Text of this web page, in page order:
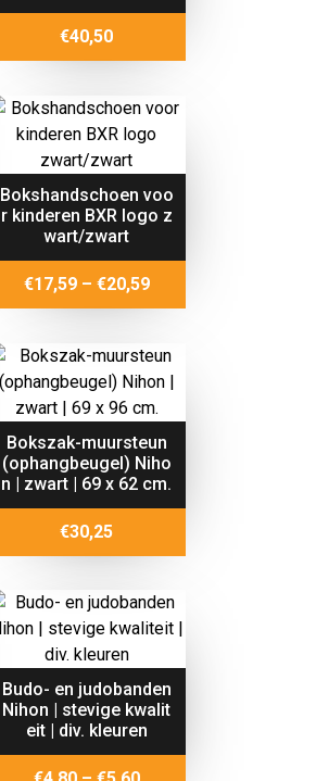
€40,50
Bokshandschoen voo
r kinderen BXR logo z
wart/zwart
€17,59 – €20,59Price
range:
through
€20,59
Bokszak-muursteun
(ophangbeugel) Niho
n | zwart | 69 x 62 cm.
€30,25
Budo- en judobanden
Nihon | stevige kwalit
eit | div. kleuren